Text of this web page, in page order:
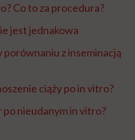
Co to za procedura?
jest jednakowa
z inseminacją
ciąży po in vitro?
nieudanym in vitro?